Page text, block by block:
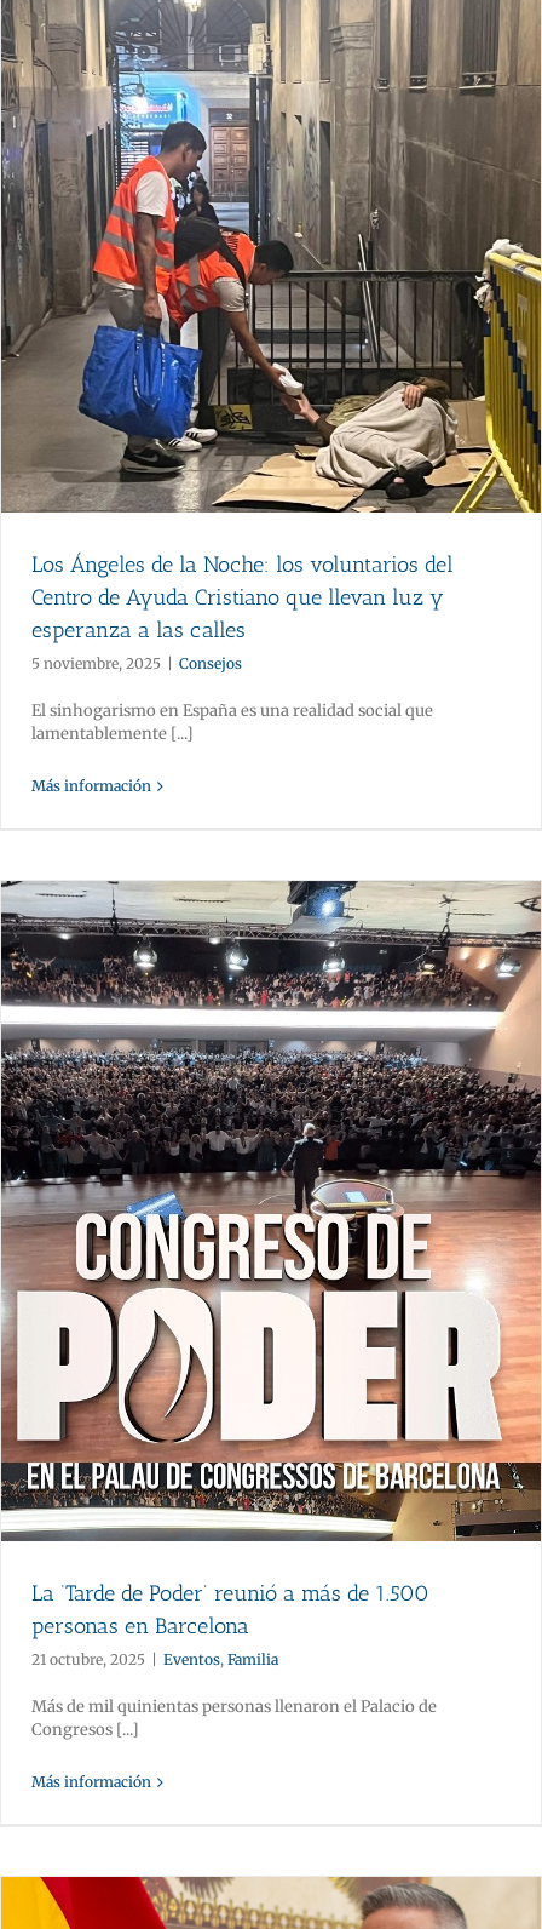
Los Ángeles de la Noche: los voluntarios del
Centro de Ayuda Cristiano que llevan luz y
esperanza a las calles
5 noviembre, 2025 Consejos
El sinhogarismo en España es una realidad social que
lamentablemente [...]
Más información
La ‘Tarde de Poder’ reunió a más de 1.500
personas en Barcelona
21 octubre, 2025 Eventos, Familia
Más de mil quinientas personas llenaron el Palacio de
Congresos [...]
Más información